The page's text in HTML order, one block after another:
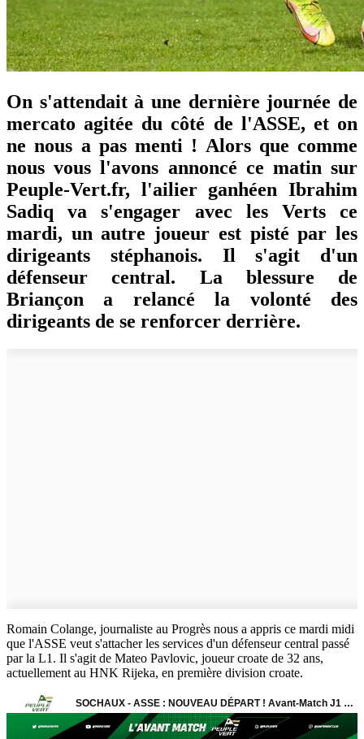
On s'attendait à une dernière journée de
mercato agitée du côté de l'ASSE, et on
ne nous a pas menti ! Alors que comme
nous vous l'avons annoncé ce matin sur
Peuple-Vert.fr, l'ailier ganhéen Ibrahim
Sadiq va s'engager avec les Verts ce
mardi, un autre joueur est pisté par les
dirigeants stéphanois. Il s'agit d'un
défenseur central. La blessure de
Briançon a relancé la volonté des
dirigeants de se renforcer derrière.
Romain Colange, journaliste au Progrès nous a appris ce mardi midi
que l'ASSE veut s'attacher les services d'un défenseur central passé
par la L1. Il s'agit de Mateo Pavlovic, joueur croate de 32 ans,
actuellement au HNK Rijeka, en première division croate.